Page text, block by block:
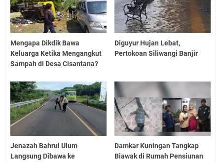
Mengapa Dikdik Bawa
Keluarga Ketika Mengangkut
Sampah di Desa Cisantana?
Diguyur Hujan Lebat,
Pertokoan Siliwangi Banjir
Jenazah Bahrul Ulum
Langsung Dibawa ke
Damkar Kuningan Tangkap
Biawak di Rumah Pensiunan